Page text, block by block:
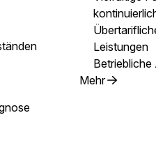
Leistungen
Mehr